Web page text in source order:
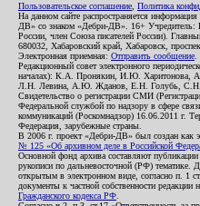
Пользовательское соглашение Политика
На данном сайте распространяется
ДВ» со знаком «Дебри-ДВ». 16+
России, член Союза писателей России).
680032, Хабаровский край, Хабаровск,
Электронная приемная: Отправить сообщение
Редакционный совет электронного
началах): К.А. Пронякин, И.Ю.
Л.Н. Левина, А.Ю. Жданов, Е.Н. Голубь,
Свидетельство о регистрации СМИ
Федеральной службой по надзору в сфере
коммуникаций (Роскомнадзор) 16.06.2011 г.
Федерация, зарубежные страны.
В 2006 г. проект «Дебри-ДВ» был создан как
№ 125 «Об архивном деле в Российской
Основной фонд архива составляют
рукописи по дальневосточной (РФ) тематике.
открытым в электронном виде, согласно п. 1
документы к частной собственности редакции
Гражданского кодекса РФ